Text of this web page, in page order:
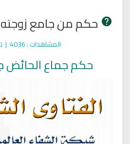
حكم من جامع زوجته
المشاهدات: 4036 |
حكم جماع الحائض